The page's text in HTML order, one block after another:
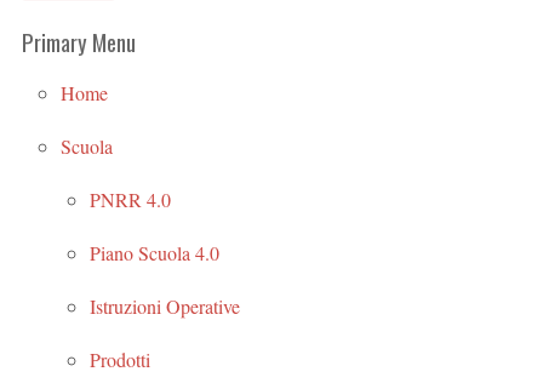
Primary Menu
Home
Scuola
PNRR 4.0
Piano Scuola 4.0
Istruzioni Operative
Prodotti